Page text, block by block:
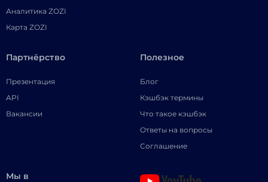
Аналитика ZOZI
Карта ZOZI
Партнёрство
Презентация
API
Вакансии
Полезное
Блог
Кэшбэк термины
Что такое кэшбэк
Ответы на вопросы
Соглашение
Мы в